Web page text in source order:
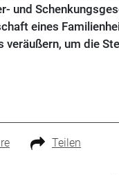
und
eines
veräußern, um die
Teilen